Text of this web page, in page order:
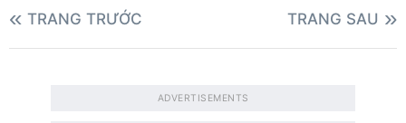
script
</ body>
</html>
TRANG TRƯỚC TRANG SAU
ADVERTISEMENTS